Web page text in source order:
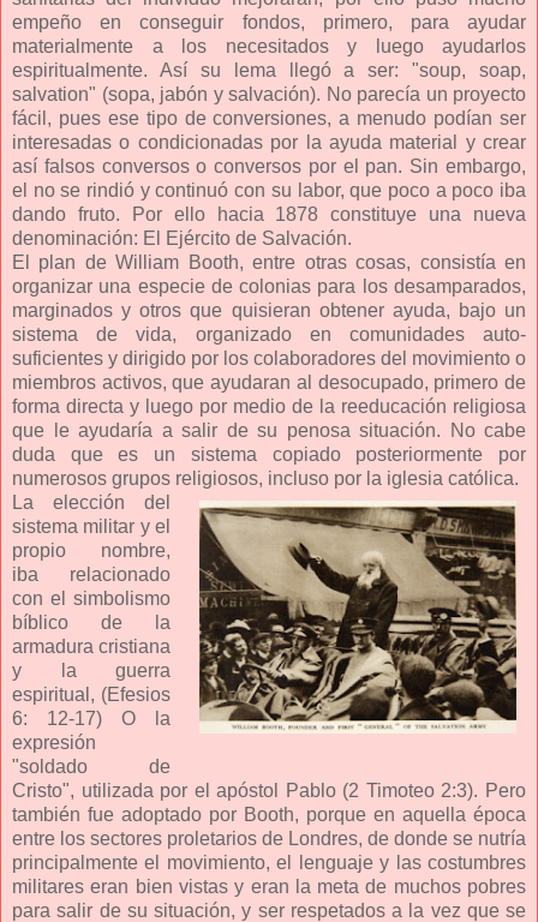
empeño en conseguir fondos, primero, para ayudar
materialmente a los necesitados y luego ayudarlos
espiritualmente. Así su lema llegó a ser: "soup, soap,
salvation" (sopa, jabón y salvación). No parecía un proyecto
fácil, pues ese tipo de conversiones, a menudo podían ser
interesadas o condicionadas por la ayuda material y crear
así falsos conversos o conversos por el pan. Sin embargo,
el no se rindió y continuó con su labor, que poco a poco iba
dando fruto. Por ello hacia 1878 constituye una nueva
denominación: El Ejército de Salvación.
El plan de William Booth, entre otras cosas, consistía en
organizar una especie de colonias para los desamparados,
marginados y otros que quisieran obtener ayuda, bajo un
sistema de vida, organizado en comunidades auto-
suficientes y dirigido por los colaboradores del movimiento o
miembros activos, que ayudaran al desocupado, primero de
forma directa y luego por medio de la reeducación religiosa
que le ayudaría a salir de su penosa situación. No cabe
duda que es un sistema copiado posteriormente por
numerosos grupos religiosos, incluso por la iglesia católica.
La elección del
sistema militar y el
propio nombre,
iba relacionado
con el simbolismo
bíblico de la
armadura cristiana
y la guerra
espiritual, (Efesios
6: 12-17) O la
expresión
"soldado de
Cristo", utilizada por el apóstol Pablo (2 Timoteo 2:3). Pero
también fue adoptado por Booth, porque en aquella época
entre los sectores proletarios de Londres, de donde se nutría
principalmente el movimiento, el lenguaje y las costumbres
militares eran bien vistas y eran la meta de muchos pobres
para salir de su situación, y ser respetados a la vez que se